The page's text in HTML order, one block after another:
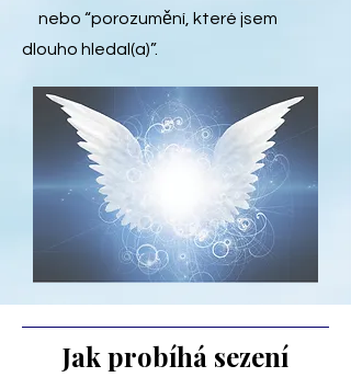
nebo “porozumění, které jsem
dlouho hledal(a)”.
Jak probíhá sezení